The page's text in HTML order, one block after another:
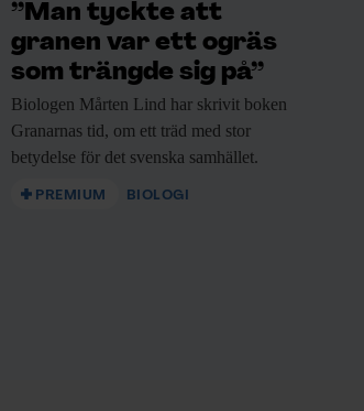
”Man tyckte att
granen var ett ogräs
som trängde sig på”
Biologen Mårten Lind har skrivit boken
Granarnas tid, om ett träd med stor
betydelse för det svenska samhället.
PREMIUM BIOLOGI